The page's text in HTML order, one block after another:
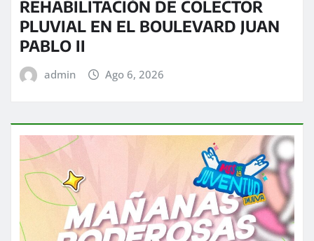
REHABILITACIÓN DE COLECTOR
PLUVIAL EN EL BOULEVARD JUAN
PABLO II
admin Ago 6, 2026